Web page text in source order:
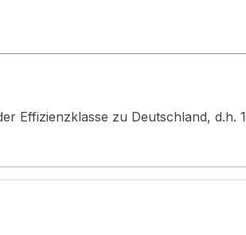
sei es für eine Großfamilie,
einzigartige Anwesen wird Ihre
Effizienzklasse zu Deutschland, d.h.